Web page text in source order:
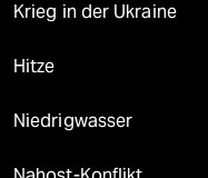
Krieg in der Ukraine
Hitze
Niedrigwasser